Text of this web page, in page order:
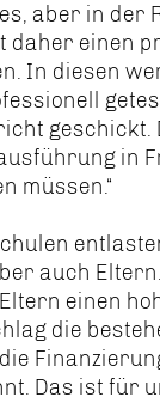
aber in der
daher einen
In diesen
geschickt.
in
müssen.“
auch
einen
die
Das ist für